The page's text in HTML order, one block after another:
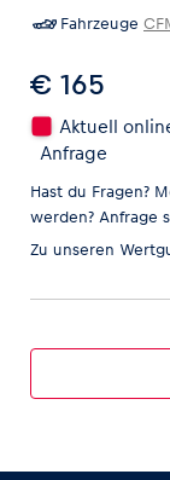
Fahrzeug
Fahrzeuge
€ 165
Aktuell
Anfrage
Hast du Fragen?
werden? Anfrage
Zu unseren